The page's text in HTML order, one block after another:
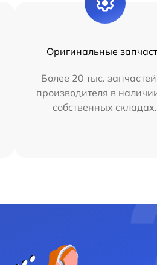
Оригинальные
Более 20 тыс.
производителя в
собственных складах.